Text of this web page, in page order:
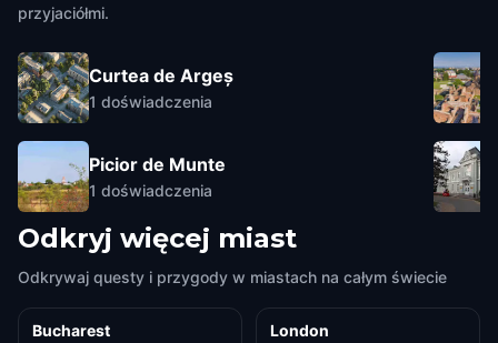
przyjaciółmi.
Curtea de Argeș
1 doświadczenia
Picior de Munte
1 doświadczenia
Odkryj więcej miast
Odkrywaj questy i przygody w miastach na całym świecie
Bucharest London